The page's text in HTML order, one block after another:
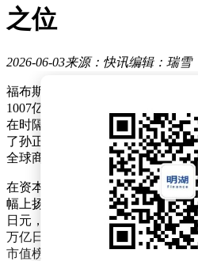
之位
2026-06-03来源：快讯编辑：瑞雪
福布斯实时富豪榜迎来新变动，
1007亿美元的身家，成功超越印
在时隔十余年后，再度荣登亚洲
了孙正义个人的商业智慧与投资
全球商业领域的焦点。
在资本市场上，软银集团同样表
幅上扬，涨幅一度达到14.71%，
日元，折合约3060亿美元。这一
万亿日元的市值，打破了丰田连
市值榜首的纪录。而到了2日东京